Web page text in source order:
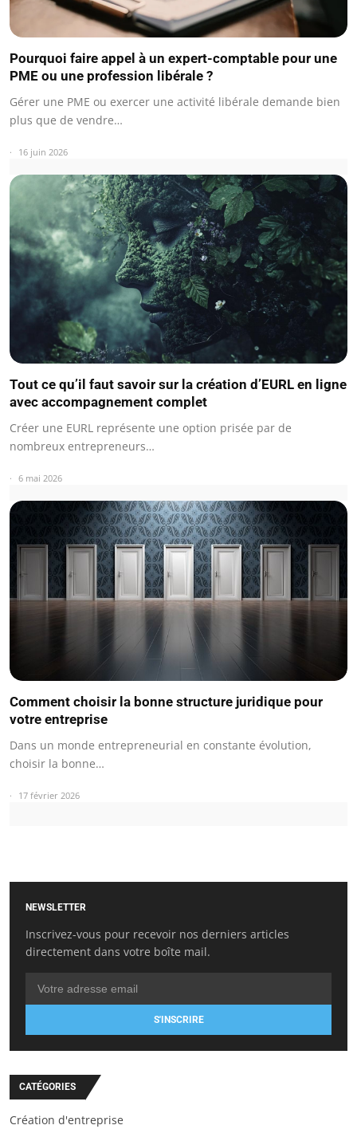
Pourquoi faire appel à un expert-comptable pour une
PME ou une profession libérale ?
Gérer une PME ou exercer une activité libérale demande bien
plus que de vendre…
16 juin 2026
Tout ce qu’il faut savoir sur la création d’EURL en ligne
avec accompagnement complet
Créer une EURL représente une option prisée par de
nombreux entrepreneurs…
6 mai 2026
Comment choisir la bonne structure juridique pour
votre entreprise
Dans un monde entrepreneurial en constante évolution,
choisir la bonne…
17 février 2026
NEWSLETTER
Inscrivez-vous pour recevoir nos derniers articles
directement dans votre boîte mail.
S'INSCRIRE
CATÉGORIES
Création d'entreprise